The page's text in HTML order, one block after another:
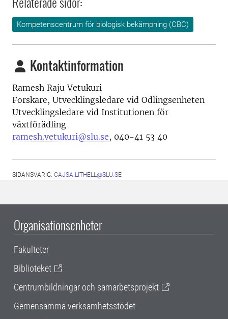
Kompetenscentrum för biologisk bekämpning (CBC)
Kontaktinformation
Ramesh Raju Vetukuri
Forskare, Utvecklingsledare vid Odlingsenheten
Utvecklingsledare vid Institutionen för
växtförädling
ramesh.vetukuri@slu.se, 040-41 53 40
SIDANSVARIG: CAJSA.LITHELL@SLU.SE
Organisationsenheter
Fakulteter
Biblioteket
Centrumbildningar och samarbetsprojekt
Gemensamma verksamhetsstödet